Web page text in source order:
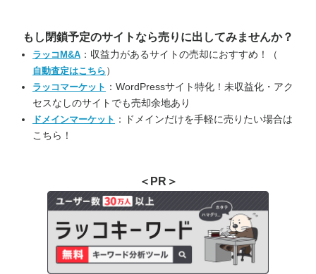
もし閉鎖予定のサイトなら売りに出してみませんか？
ラッコM&A ：収益力があるサイトの売却におすすめ！（
自動査定はこちら ）
ラッコマーケット ：WordPressサイト特化！未収益化・アク
セスなしのサイトでも売却余地あり
ドメインマーケット ：ドメインだけを手軽に売りたい場合は
こちら！
＜PR＞